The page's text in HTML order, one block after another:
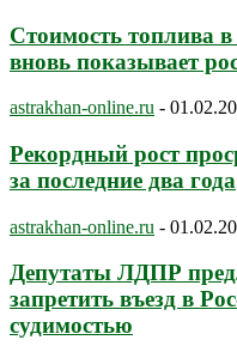
Стоимость топлива
вновь показывает
astrakhan-online.ru -
Рекордный рост
за последние два года
astrakhan-online.ru -
Депутаты ЛДПР
запретить въезд в
судимостью